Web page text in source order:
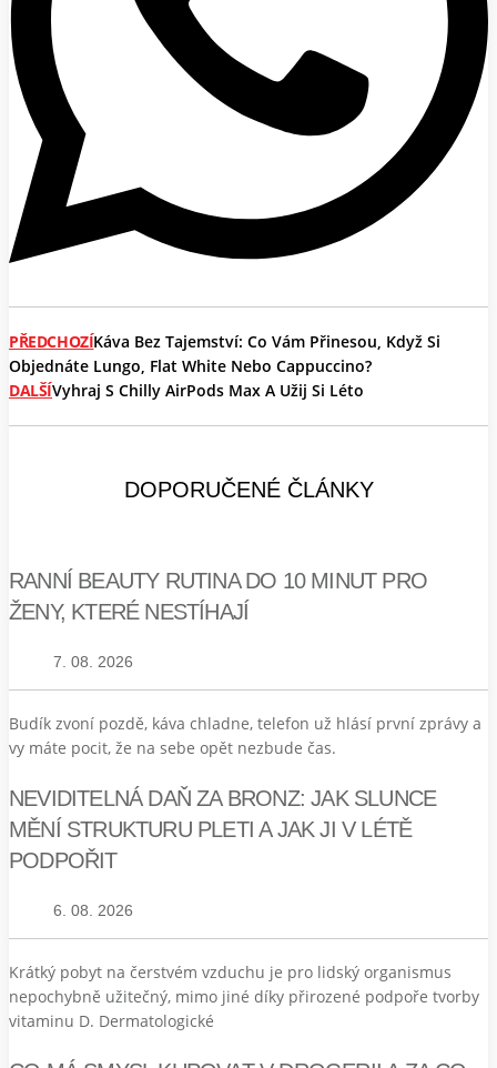
PŘEDCHOZÍKáva Bez Tajemství: Co Vám Přinesou, Když Si
Objednáte Lungo, Flat White Nebo Cappuccino?
DALŠÍVyhraj S Chilly AirPods Max A Užij Si Léto
DOPORUČENÉ ČLÁNKY
RANNÍ BEAUTY RUTINA DO 10 MINUT PRO
ŽENY, KTERÉ NESTÍHAJÍ
7. 08. 2026
Budík zvoní pozdě, káva chladne, telefon už hlásí první zprávy a
vy máte pocit, že na sebe opět nezbude čas.
NEVIDITELNÁ DAŇ ZA BRONZ: JAK SLUNCE
MĚNÍ STRUKTURU PLETI A JAK JI V LÉTĚ
PODPOŘIT
6. 08. 2026
Krátký pobyt na čerstvém vzduchu je pro lidský organismus
nepochybně užitečný, mimo jiné díky přirozené podpoře tvorby
vitaminu D. Dermatologické